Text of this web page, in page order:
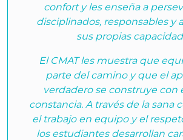
confort y les enseña a
disciplinados, responsables y
sus propias
El CMAT les muestra que
parte del camino y que el
verdadero se construye con
constancia. A través de la sana
el trabajo en equipo y el
los estudiantes desarrollan